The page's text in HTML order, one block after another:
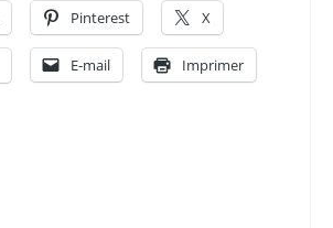
Pinterest X
E-mail Imprimer